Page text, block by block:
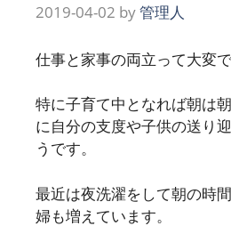
2019-04-02 by管理人
仕事と家事の両立って大変で
特に子育て中となれば朝は
に自分の支度や子供の送り
うです。
最近は夜洗濯をして朝の時
婦も増えています。